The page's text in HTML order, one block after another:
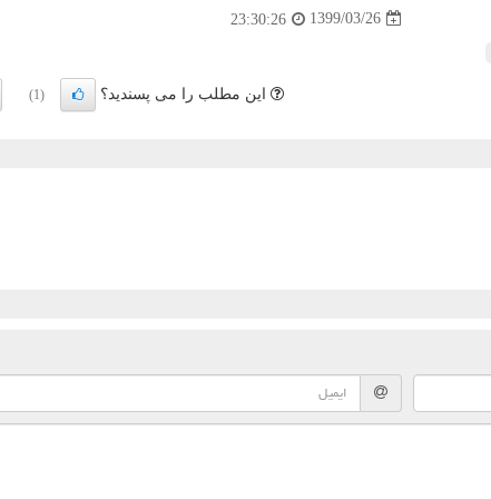
1399/03/26
23:30:26
این مطلب را می پسندید؟ (1)